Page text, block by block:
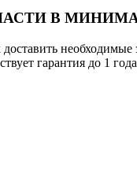
В
необходимые
гарантия до 1